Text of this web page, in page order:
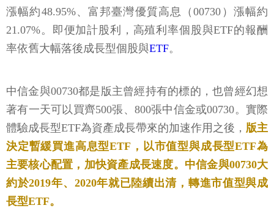
漲幅約48.95%、富邦臺灣優質高息（00730）漲幅約
21.07%。即便加計股利，高殖利率個股與ETF的報酬
率依舊大幅落後成長型個股與ETF。
中信金與00730都是版主曾經持有的標的，也曾經幻想
著有一天可以買齊500張、800張中信金或00730。實際
體驗成長型ETF為資產成長帶來的加速作用之後， 版主
決定暫緩買進高息型ETF，以市值型與成長型ETF為
主要核心配置，加快資產成長速度。中信金與00730大
約於2019年、2020年就已陸續出清，轉進市值型與成
長型ETF。